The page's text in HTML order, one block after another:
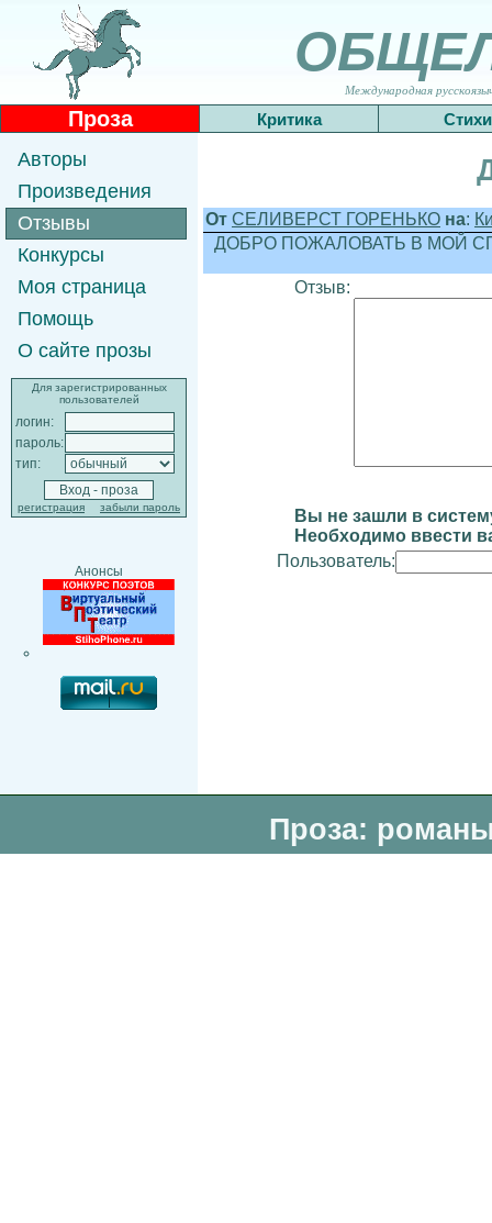
Международная
Проза Критика Стихи
Авторы
Произведения
Отзывы
Конкурсы
Моя страница
Помощь
О сайте прозы
Для зарегистрированных
пользователей
логин:
пароль:
тип:
регистрация забыли пароль
Анонсы
От СЕЛИВЕРСТ ГОРЕНЬКО на:
ДОБРО ПОЖАЛОВАТЬ В МОЙ
Отзыв:
Вы не зашли в
Необходимо ввести
Пользователь:
Проза: